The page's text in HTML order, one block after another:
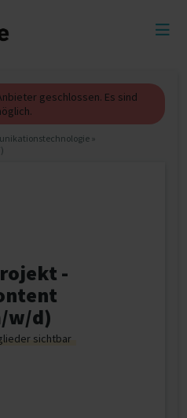
geschlossen. Es sind
»
-
w/d)
sichtbar